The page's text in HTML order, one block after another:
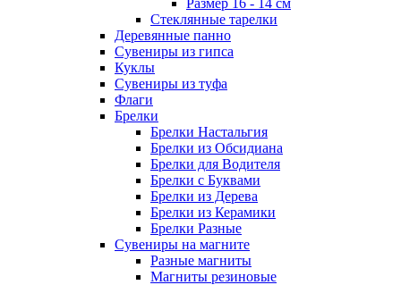
Размер 16 - 14 см
Стеклянные тарелки
Деревянные панно
Сувениры из гипса
Куклы
Сувениры из туфа
Флаги
Брелки
Брелки Настальгия
Брелки из Обсидиана
Брелки для Водителя
Брелки с Буквами
Брелки из Дерева
Брелки из Керамики
Брелки Разные
Сувениры на магните
Разные магниты
Магниты резиновые